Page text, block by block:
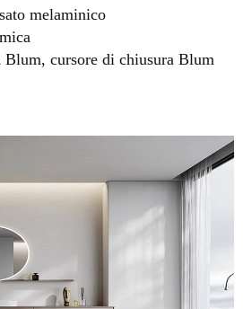
melaminico
Blum, cursore di chiusura Blum